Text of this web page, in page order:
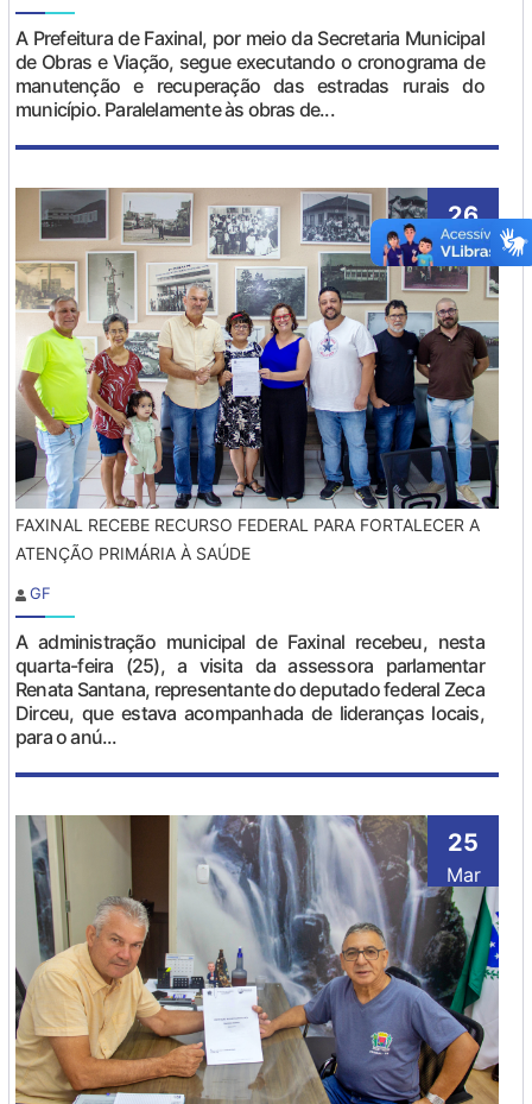
A Prefeitura de Faxinal, por meio da Secretaria Municipal
de Obras e Viação, segue executando o cronograma de
manutenção e recuperação das estradas rurais do
município. Paralelamente às obras de...
26
Mar
FAXINAL RECEBE RECURSO FEDERAL PARA FORTALECER A
ATENÇÃO PRIMÁRIA À SAÚDE
GF
A administração municipal de Faxinal recebeu, nesta
quarta-feira (25), a visita da assessora parlamentar
Renata Santana, representante do deputado federal Zeca
Dirceu, que estava acompanhada de lideranças locais,
para o anú...
25
Mar